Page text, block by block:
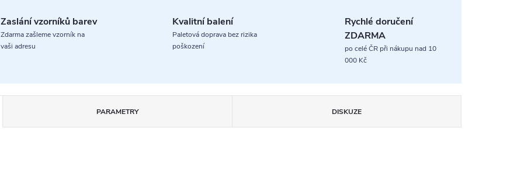
Zaslání vzorníků barev
Zdarma zašleme vzorník na
vaši adresu
Kvalitní balení
Paletová doprava bez rizika
poškození
Rychlé doručení
ZDARMA
po celé ČR při nákupu nad 10
000 Kč
DISKUZE
PARAMETRY